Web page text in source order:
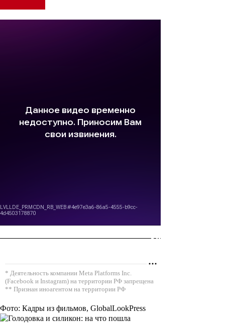
* Деятельность компании Meta Platforms Inc.
(Facebook и Instagram) на территории РФ запрещена
** Признан иноагентом на территории РФ
Фото: Кадры из фильмов, GlobalLookPress